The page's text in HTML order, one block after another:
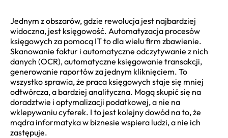
Jednym z obszarów, gdzie rewolucja jest najbardziej
widoczna, jest księgowość. Automatyzacja procesów
księgowych za pomocą IT to dla wielu firm zbawienie.
Skanowanie faktur i automatyczne odczytywanie z nich
danych (OCR), automatyczne księgowanie transakcji,
generowanie raportów za jednym kliknięciem. To
wszystko sprawia, że praca księgowych staje się mniej
odtwórcza, a bardziej analityczna. Mogą skupić się na
doradztwie i optymalizacji podatkowej, a nie na
wklepywaniu cyferek. I to jest kolejny dowód na to, że
mądra informatyka w biznesie wspiera ludzi, a nie ich
zastępuje.